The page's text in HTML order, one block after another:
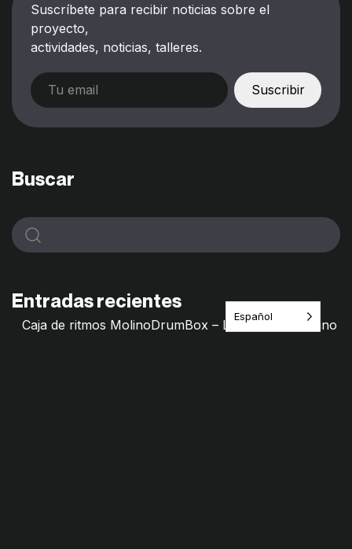
Suscríbete para recibir noticias sobre el
proyecto,
actividades, noticias, talleres.
Buscar
Entradas recientes
Caja de ritmos MolinoDrumBox – Laboratorio Molino
Español